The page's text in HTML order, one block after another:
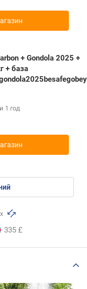
+ Gondola 2025 +
+ база
1 год
335 £